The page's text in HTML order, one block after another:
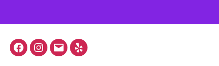
FacebookInstagram
E-
Yelp